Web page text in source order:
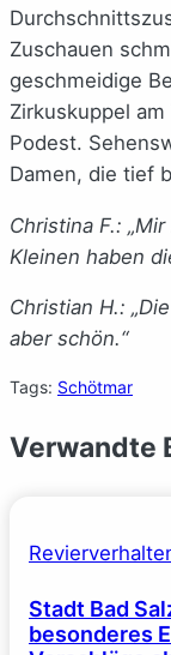
Zuschauen
geschmeidige
Zirkuskuppel
Podest.
Damen, die tief
Christina F.:
Kleinen haben
Christian H.:
aber schön.“
Tags: Schötmar
Verwandte
Stadt Bad
besonderes